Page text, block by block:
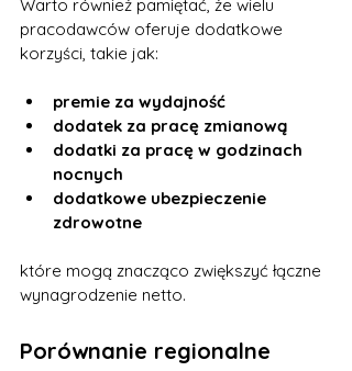
Warto również pamiętać, że wielu
pracodawców oferuje dodatkowe
korzyści, takie jak:
premie za wydajność
dodatek za pracę zmianową
dodatki za pracę w godzinach
nocnych
dodatkowe ubezpieczenie
zdrowotne
które mogą znacząco zwiększyć łączne
wynagrodzenie netto.
Porównanie regionalne